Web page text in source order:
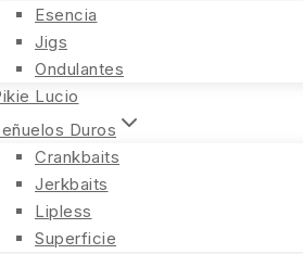
Esencia
Jigs
Ondulantes
Lucio
Duros
Crankbaits
Jerkbaits
Lipless
Superficie